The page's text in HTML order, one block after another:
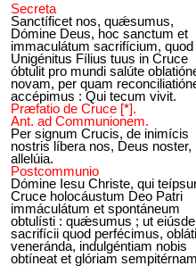
Secreta
Sanctíficet nos, quǽsumus,
Dómine Deus, hoc sanctum et
immaculátum sacrifícium, quod
Unigénitus Fílius tuus in Cruce
óbtulit pro mundi salúte
novam, per quam
accépimus : Qui tecum vivit.
Præfatio de Cruce [*].
Ant. ad Communionem.
Per signum Crucis, de inimícis
nostris líbera nos, Deus noster,
allelúia.
Postcommunio
Dómine Iesu Christe, qui
Cruce holocáustum Deo Patri
immáculátum et spontáneum
obtulísti : quǽsumus ; ut
sacrifícii quod perfécimus,
veneránda, indulgéntiam nobis
obtíneat et glóriam